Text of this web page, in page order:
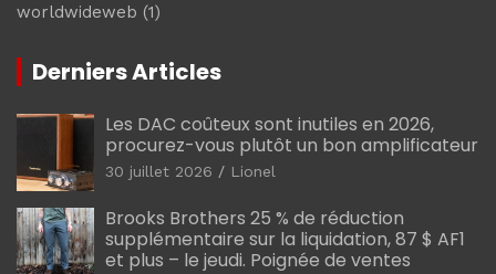
worldwideweb (1)
Derniers Articles
Les DAC coûteux sont inutiles en 2026,
procurez-vous plutôt un bon amplificateur
30 juillet 2026 Lionel
Brooks Brothers 25 % de réduction
supplémentaire sur la liquidation, 87 $ AF1
et plus – le jeudi. Poignée de ventes